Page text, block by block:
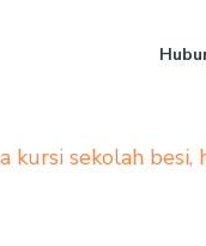
kursi sekolah besi,